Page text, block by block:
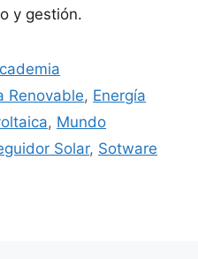
y gestión.
Renovable, Energía
, Mundo
Solar, Sotware